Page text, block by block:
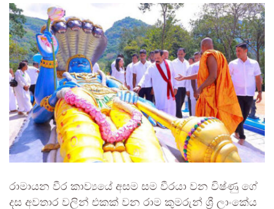
රාමායන වීර කාව්‍යයේ අසම සම වීරයා වන විෂ්ණු ගේ
දස අවතාර වලින් එකක් වන රාම කුමරුන් ශ්‍රී ලාංකේය